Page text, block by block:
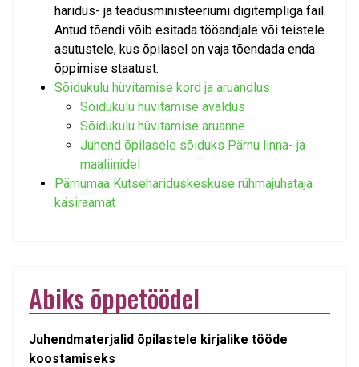
haridus- ja teadusministeeriumi digitempliga fail.
Antud tõendi võib esitada tööandjale või teistele
asutustele, kus õpilasel on vaja tõendada enda
õppimise staatust.
Sõidukulu hüvitamise kord ja aruandlus
Sõidukulu hüvitamise avaldus
Sõidukulu hüvitamise aruanne
Juhend õpilasele sõiduks Pärnu linna- ja
maaliinidel
Pärnumaa Kutsehariduskeskuse rühmajuhataja
käsiraamat
Abiks õppetöödel
Juhendmaterjalid õpilastele kirjalike tööde
koostamiseks